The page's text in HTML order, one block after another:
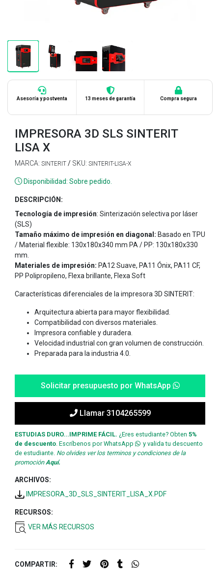
Asesoría y postventa 13 meses de garantía Compra segura
IMPRESORA 3D SLS SINTERIT
LISA X
MARCA: SINTERIT / SKU: SINTERIT-LISA-X
Disponibilidad: Sobre pedido.
DESCRIPCIÓN:
Tecnología de impresión: Sinterización selectiva por láser
(SLS)
Tamaño máximo de impresión en diagonal: Basado en TPU
/ Material flexible: 130x180x340 mm PA / PP: 130x180x330
mm.
Materiales de impresión: PA12 Suave, PA11 Ónix, PA11 CF,
PP Polipropileno, Flexa brillante, Flexa Soft
Características diferenciales de la impresora 3D SINTERIT:
Arquitectura abierta para mayor flexibilidad.
Compatibilidad con diversos materiales.
Impresora confiable y duradera.
Velocidad industrial con gran volumen de construcción.
Preparada para la industria 4.0.
Solicitar presupuesto por WhatsApp
Llamar 3104265599
ESTUDIAS DURO...IMPRIME FÁCIL. ¿Eres estudiante? Obten 5%
de descuento. Escríbenos por WhatsApp
y valida tu descuento
de estudiante. No olvides ver los terminos y condiciones de la
promociónAquí.
ARCHIVOS:
IMPRESORA_3D_SLS_SINTERIT_LISA_X.PDF
RECURSOS:
VER MÁS RECURSOS
COMPARTIR: